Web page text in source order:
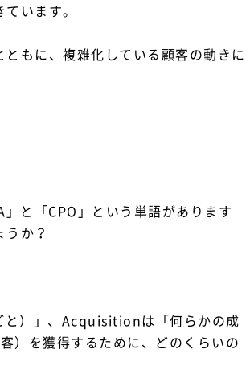
います。
もに、複雑化している顧客の動きに
と「CPO」という単語があります
か？
と）」、Acquisitionは「何らかの成
）を獲得するために、どのくらいの